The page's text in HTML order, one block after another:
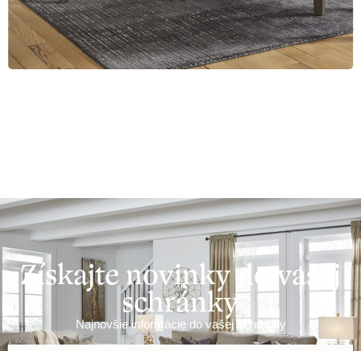
Získajte novinky do vašej
schránky
Najnovšie informácie do vašej schránky